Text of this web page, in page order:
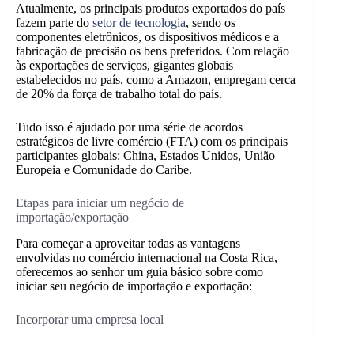
Atualmente, os principais produtos exportados do país
fazem parte do setor de tecnologia, sendo os
componentes eletrônicos, os dispositivos médicos e a
fabricação de precisão os bens preferidos. Com relação
às exportações de serviços, gigantes globais
estabelecidos no país, como a Amazon, empregam cerca
de 20% da força de trabalho total do país.
Tudo isso é ajudado por uma série de acordos
estratégicos de livre comércio (FTA) com os principais
participantes globais: China, Estados Unidos, União
Europeia e Comunidade do Caribe.
Etapas para iniciar um negócio de
importação/exportação
Para começar a aproveitar todas as vantagens
envolvidas no comércio internacional na Costa Rica,
oferecemos ao senhor um guia básico sobre como
iniciar seu negócio de importação e exportação:
Incorporar uma empresa local